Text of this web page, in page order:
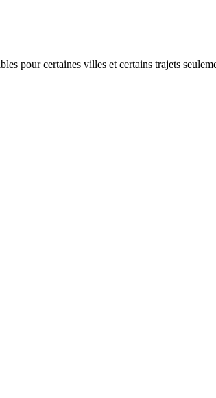
pour certaines villes et certains trajets